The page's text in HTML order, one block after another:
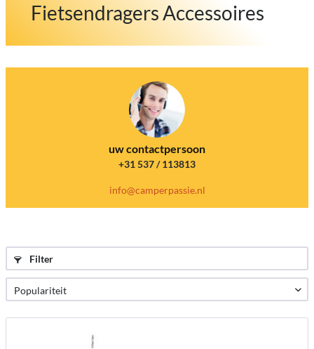
Fietsendragers Accessoires
uw contactpersoon
+31 537 / 113813
info@camperpassie.nl
Filter